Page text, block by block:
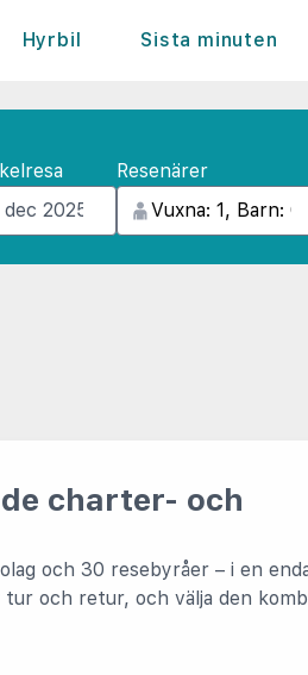
Hyrbil Sista minuten
Resenärer
charter- och
och 30 resebyråer – i en
och retur, och välja den